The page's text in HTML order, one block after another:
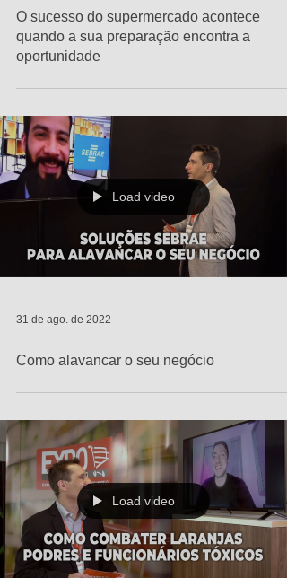
O sucesso do supermercado acontece
quando a sua preparação encontra a
oportunidade
Load video
31 de ago. de 2022
Como alavancar o seu negócio
Load video